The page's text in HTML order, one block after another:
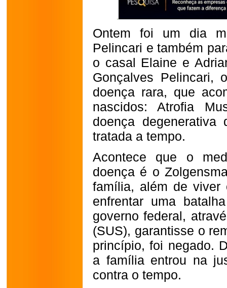
Ontem foi um dia
Pelincari e também
o casal Elaine e
Gonçalves Pelincari,
doença rara, que
nascidos: Atrofia
doença
tratada a tempo.
Acontece que o
doença é o
família, além de viver
enfrentar uma
governo federal,
(SUS), garantisse o
princípio, foi negado.
a família entrou na
contra o tempo.